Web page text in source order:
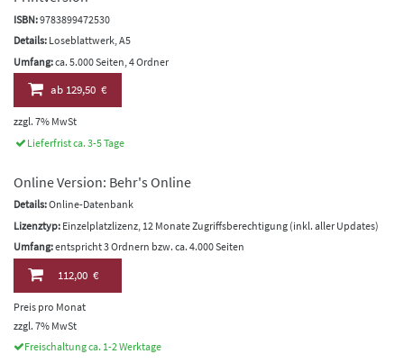
ISBN:9783899472530
Details: Loseblattwerk, A5
Umfang:ca. 5.000 Seiten, 4 Ordner
ab129,50 €
zzgl. 7% MwSt
Lieferfrist ca. 3-5 Tage
Online Version: Behr's Online
Details:Online-Datenbank
Lizenztyp: Einzelplatzlizenz, 12 Monate Zugriffsberechtigung (inkl. aller Updates)
Umfang:entspricht 3 Ordnern bzw. ca. 4.000 Seiten
112,00 €
Preis pro Monat
zzgl. 7% MwSt
Freischaltung ca. 1-2 Werktage